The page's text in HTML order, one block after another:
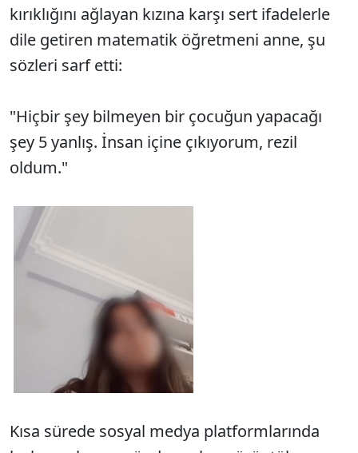
kırıklığını ağlayan kızına karşı sert ifadelerle
dile getiren matematik öğretmeni anne, şu
sözleri sarf etti:
"Hiçbir şey bilmeyen bir çocuğun yapacağı
şey 5 yanlış. İnsan içine çıkıyorum, rezil
oldum."
Kısa sürede sosyal medya platformlarında